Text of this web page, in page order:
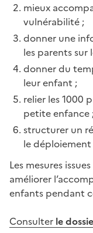
mieux
vulnérabilité ;
donner une
les parents sur
donner du
leur enfant ;
relier les 1000
petite enfance
structurer un
le
Les mesures
améliorer
enfants pendant
Consulter le